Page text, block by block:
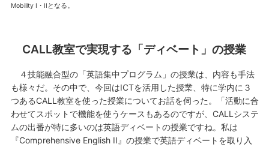
Mobility I・IIとなる。
CALL教室で実現する「ディベート」の授業
４技能融合型の「英語集中プログラム」の授業は、内容も手法
も様々だ。その中で、今回はICTを活用した授業、特に学内に３
つあるCALL教室を使った授業についてお話を伺った。「活動に合
わせてスポットで機能を使うケースもあるのですが、CALLシステ
ムの出番が特に多いのは英語ディベートの授業ですね。私は
『Comprehensive English II』の授業で英語ディベートを取り入